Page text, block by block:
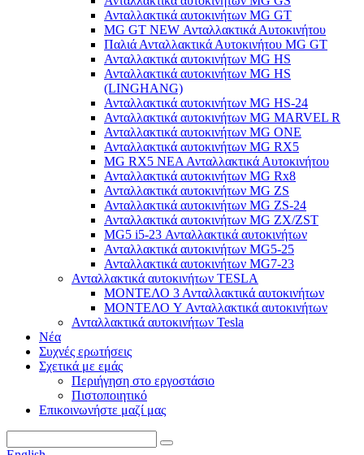
Ανταλλακτικά αυτοκινήτων MG GT
MG GT NEW Ανταλλακτικά Αυτοκινήτου
Παλιά Ανταλλακτικά Αυτοκινήτου MG GT
Ανταλλακτικά αυτοκινήτων MG HS
Ανταλλακτικά αυτοκινήτων MG HS
(LINGHANG)
Ανταλλακτικά αυτοκινήτων MG HS-24
Ανταλλακτικά αυτοκινήτων MG MARVEL R
Ανταλλακτικά αυτοκινήτων MG ONE
Ανταλλακτικά αυτοκινήτων MG RX5
MG RX5 ΝΕΑ Ανταλλακτικά Αυτοκινήτου
Ανταλλακτικά αυτοκινήτων MG Rx8
Ανταλλακτικά αυτοκινήτων MG ZS
Ανταλλακτικά αυτοκινήτων MG ZS-24
Ανταλλακτικά αυτοκινήτων MG ZX/ZST
MG5 i5-23 Ανταλλακτικά αυτοκινήτων
Ανταλλακτικά αυτοκινήτων MG5-25
Ανταλλακτικά αυτοκινήτων MG7-23
Ανταλλακτικά αυτοκινήτων TESLA
ΜΟΝΤΕΛΟ 3 Ανταλλακτικά αυτοκινήτων
ΜΟΝΤΕΛΟ Y Ανταλλακτικά αυτοκινήτων
Ανταλλακτικά αυτοκινήτων Tesla
Νέα
Συχνές ερωτήσεις
Σχετικά με εμάς
Περιήγηση στο εργοστάσιο
Πιστοποιητικό
Επικοινωνήστε μαζί μας